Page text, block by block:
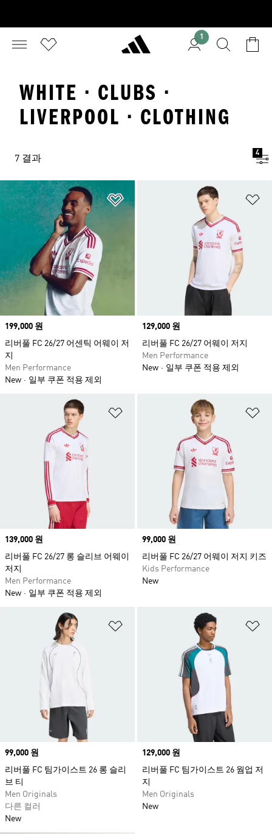
1
WHITE · CLUBS ·
LIVERPOOL · CLOTHING
7 결과
4
위시리스트 담기
Price
199,000 원
리버풀 FC 26/27 어센틱 어웨이 저
지
Men Performance
New
일부 쿠폰 적용 제외
Price
129,000 원
리버풀 FC 26/27 어웨이 저지
Men Performance
New
일부 쿠폰 적용 제외
위시리스트 담기
Price
139,000 원
리버풀 FC 26/27 롱 슬리브 어웨이
저지
Men Performance
New
일부 쿠폰 적용 제외
Price
99,000 원
리버풀 FC 26/27 어웨이 저지 키즈
Kids Performance
New
위시리스트 담기
Price
99,000 원
리버풀 FC 팀가이스트 26 롱 슬리
브 티
Men Originals
다른 컬러
New
Price
129,000 원
리버풀 FC 팀가이스트 26 웜업 저
지
Men Originals
New